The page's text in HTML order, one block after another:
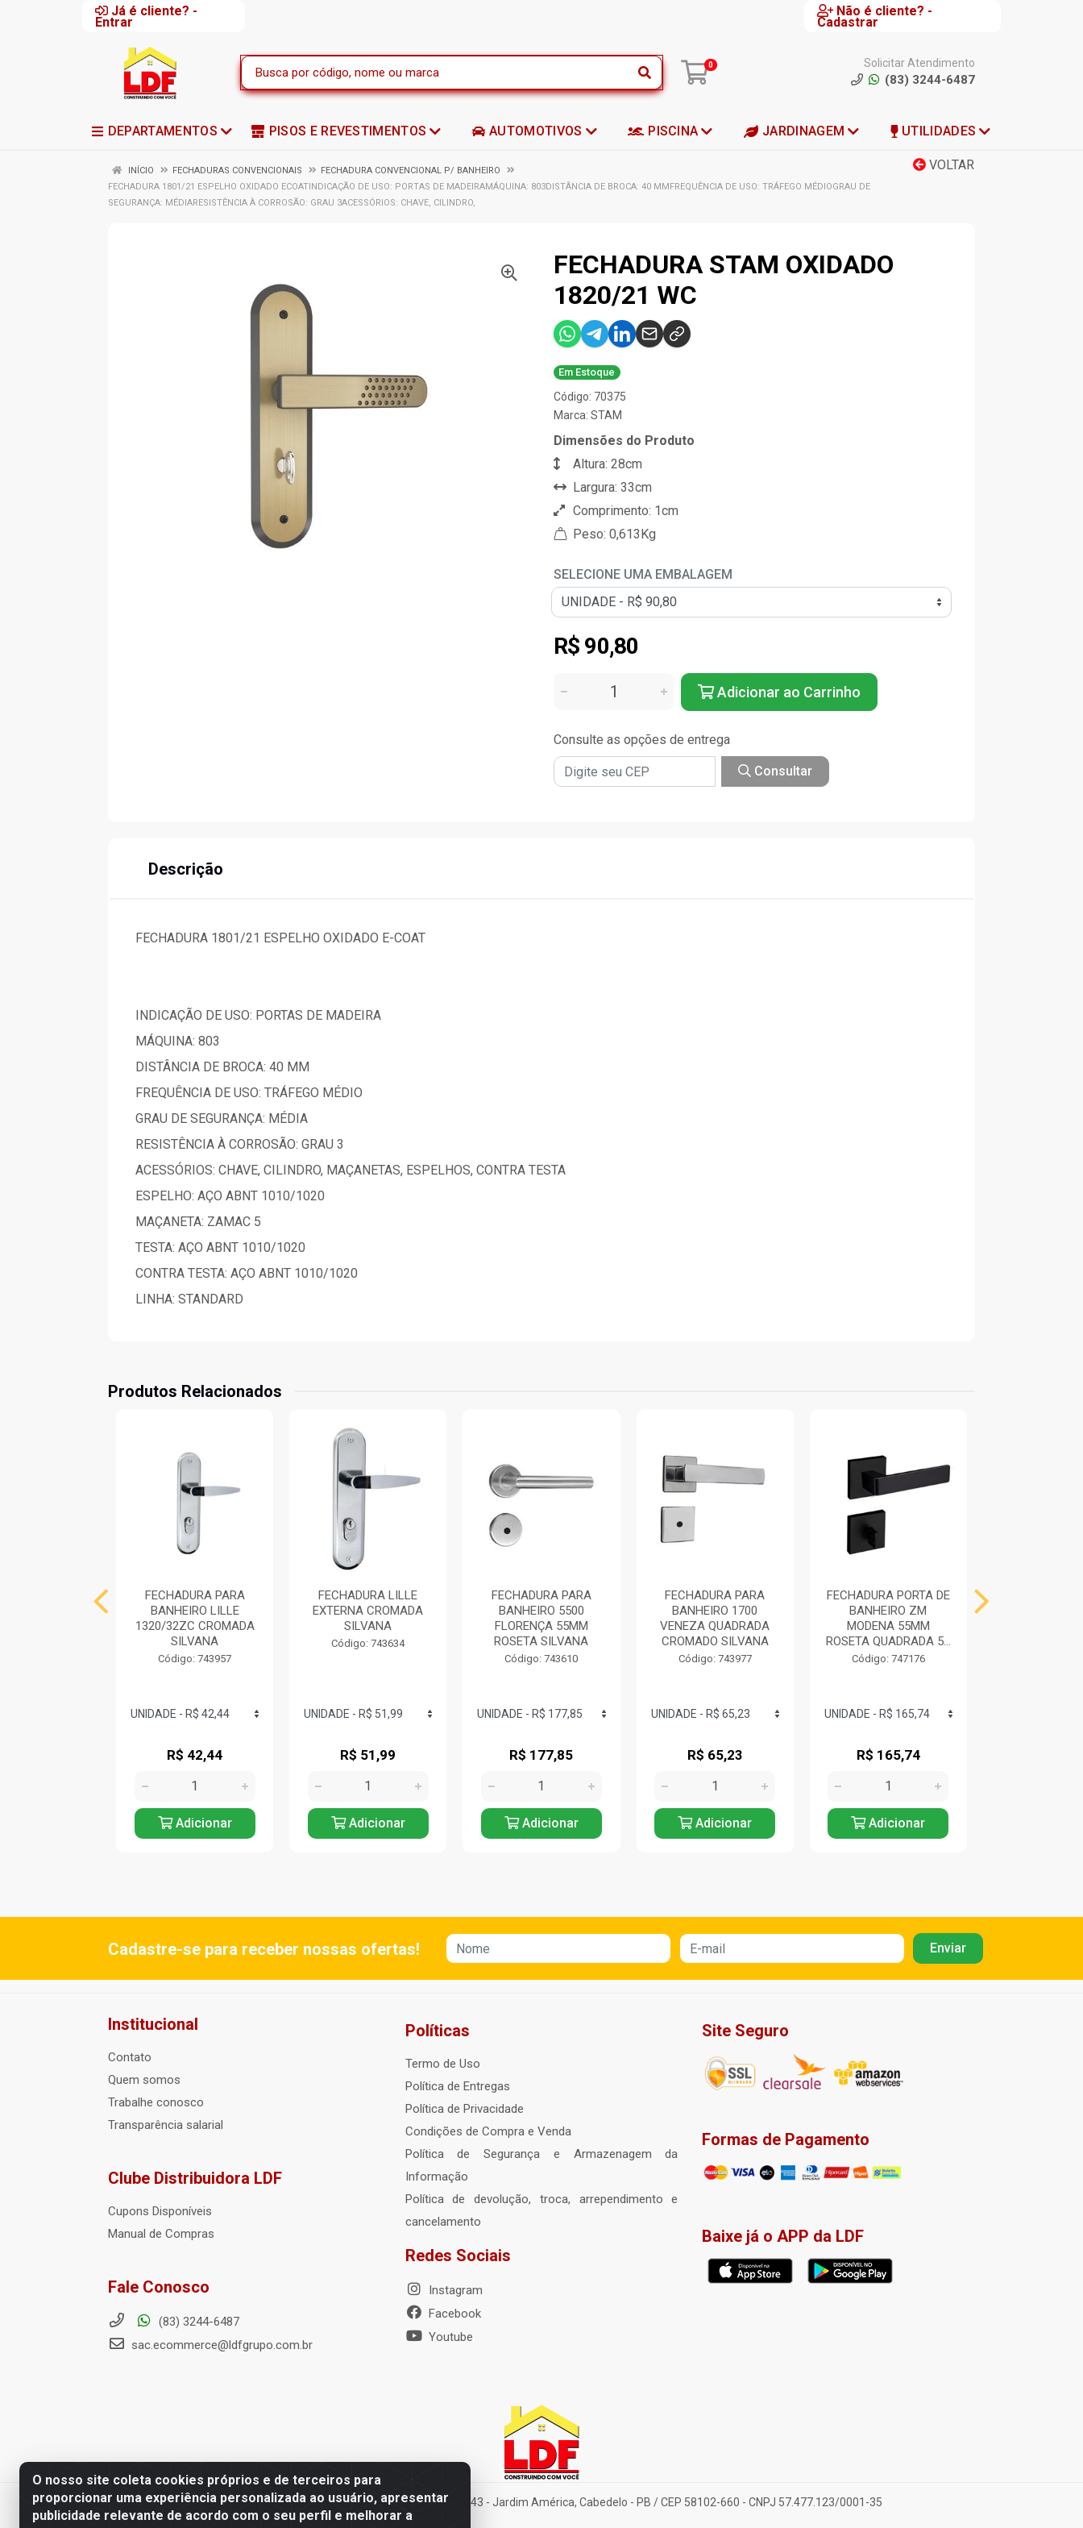
Já é cliente? -
Entrar
Não é cliente? -
Cadastrar
0 Solicitar Atendimento
(83) 3244-6487
DEPARTAMENTOS PISOS E REVESTIMENTOS AUTOMOTIVOS PISCINA JARDINAGEM UTILIDADES
VOLTAR
INÍCIO FECHADURAS CONVENCIONAIS
FECHADURA CONVENCIONAL P/ BANHEIRO
FECHADURA 1801/21 ESPELHO OXIDADO ECOATINDICAÇÃO DE USO: PORTAS DE MADEIRAMÁQUINA: 803DISTÂNCIA DE BROCA: 40 MMFREQUÊNCIA DE USO: TRÁFEGO MÉDIOGRAU DE
SEGURANÇA: MÉDIARESISTÊNCIA À CORROSÃO: GRAU 3ACESSÓRIOS: CHAVE, CILINDRO,
FECHADURA STAM OXIDADO
1820/21 WC
Em Estoque
Código: 70375
Marca: STAM
Dimensões do Produto
Altura: 28cm
Largura: 33cm
Comprimento: 1cm
Peso: 0,613Kg
SELECIONE UMA EMBALAGEM
R$ 90,80
Adicionar ao Carrinho
Consulte as opções de entrega
Consultar
Descrição
FECHADURA 1801/21 ESPELHO OXIDADO E-COAT
INDICAÇÃO DE USO: PORTAS DE MADEIRA
MÁQUINA: 803
DISTÂNCIA DE BROCA: 40 MM
FREQUÊNCIA DE USO: TRÁFEGO MÉDIO
GRAU DE SEGURANÇA: MÉDIA
RESISTÊNCIA À CORROSÃO: GRAU 3
ACESSÓRIOS: CHAVE, CILINDRO, MAÇANETAS, ESPELHOS, CONTRA TESTA
ESPELHO: AÇO ABNT 1010/1020
MAÇANETA: ZAMAC 5
TESTA: AÇO ABNT 1010/1020
CONTRA TESTA: AÇO ABNT 1010/1020
LINHA: STANDARD
Produtos Relacionados
FECHADURA PARA
BANHEIRO LILLE
1320/32ZC CROMADA
SILVANA
Código: 743957
R$ 42,44
Adicionar
FECHADURA LILLE
EXTERNA CROMADA
SILVANA
Código: 743634
R$ 51,99
Adicionar
FECHADURA PARA
BANHEIRO 5500
FLORENÇA 55MM
ROSETA SILVANA
Código: 743610
R$ 177,85
Adicionar
FECHADURA PARA
BANHEIRO 1700
VENEZA QUADRADA
CROMADO SILVANA
Código: 743977
R$ 65,23
Adicionar
FECHADURA PORTA DE
BANHEIRO ZM
MODENA 55MM
ROSETA QUADRADA 5...
Código: 747176
R$ 165,74
Adicionar
O nosso site coleta cookies próprios e de terceiros para
proporcionar uma experiência personalizada ao usuário, apresentar
publicidade relevante de acordo com o seu perfil e melhorar a
Cadastre-se para receber nossas ofertas!
Institucional
Contato
Quem somos
Trabalhe conosco
Transparência salarial
Clube Distribuidora LDF
Cupons Disponíveis
Manual de Compras
Fale Conosco
(83) 3244-6487
sac.ecommerce@ldfgrupo.com.br
Políticas
Termo de Uso
Política de Entregas
Política de Privacidade
Condições de Compra e Venda
Política de Segurança e Armazenagem da
Informação
Política de devolução, troca, arrependimento e
cancelamento
Redes Sociais
Instagram
Facebook
Youtube
Site Seguro
Formas de Pagamento
Baixe já o APP da LDF
LDF Home Center - R. Hortência Helena Amorim Brito, 1343 - Jardim América, Cabedelo - PB / CEP 58102-660 - CNPJ 57.477.123/0001-35